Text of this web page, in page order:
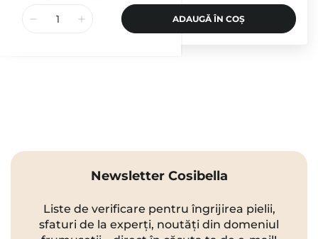
ADAUGĂ ÎN COȘ
Newsletter Cosibella
Liste de verificare pentru îngrijirea pielii,
sfaturi de la experți, noutăți din domeniul